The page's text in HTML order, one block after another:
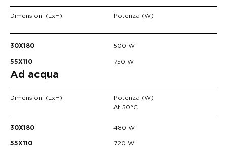
Dimensioni (LxH) Potenza (W)
30X180 500 W
55X110 750 W
Ad acqua
Dimensioni (LxH)
Potenza (W)
Δt 50°C
30X180 480 W
55X110 720 W